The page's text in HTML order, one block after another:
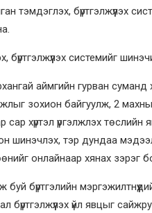
тэмдэглэх, бүртгэлжүүлэх
аймгийн гурван суманд
ажлыг зохион байгуулж, 2
хүртэл үргэлжлэх
шинэчлэх, тэр дундаа
онлайнаар хянах зэрэг
бүртгэлийн
үйл явцыг